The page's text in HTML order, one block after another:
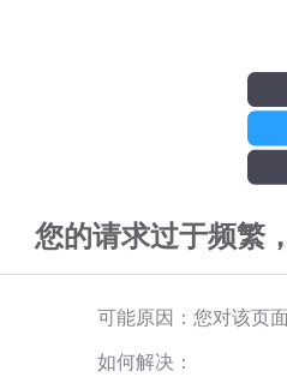
您的请求过于频繁
可能原因：您对该页
如何解决：